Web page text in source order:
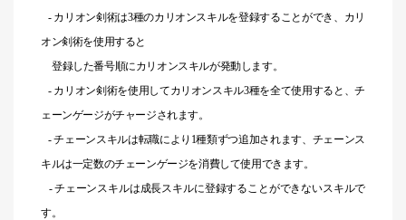
- カリオン剣術は3種のカリオンスキルを登録することができ、カリ
オン剣術を使用すると
登録した番号順にカリオンスキルが発動します。
- カリオン剣術を使用してカリオンスキル3種を全て使用すると、チ
ェーンゲージがチャージされます。
- チェーンスキルは転職により1種類ずつ追加されます、チェーンス
キルは一定数のチェーンゲージを消費して使用できます。
- チェーンスキルは成長スキルに登録することができないスキルで
す。